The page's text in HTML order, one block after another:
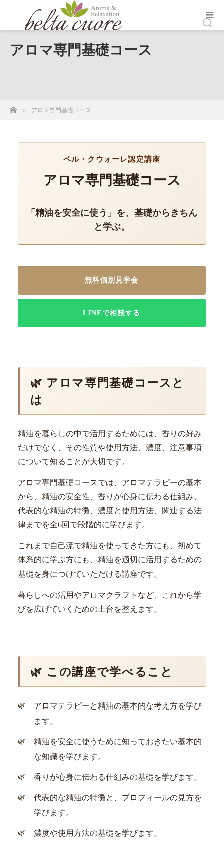
アロマ専門基礎コース
ホームアロマ専門基礎コース
ベル・クウォーレ認定講座
アロマ専門基礎コース
「精油を安全に使う」を、基礎からきちん
と学ぶ。
無料個別見学会
LINEで相談する
🌿 アロマ専門基礎コースと
は
精油を暮らしの中で活用するためには、香りの好み
だけでなく、その性質や使用方法、濃度、注意事項
について知ることが大切です。
アロマ専門基礎コースでは、アロマテラピーの基本
から、精油の安全性、香りが心身に伝わる仕組み、
代表的な精油の特徴、濃度と使用方法、関連する法
律までを全6回で段階的に学びます。
これまで自己流で精油を使ってきた方にも、初めて
体系的に学ぶ方にも、精油を適切に活用するための
基礎を身につけていただける講座です。
暮らしへの活用やアロマクラフトなど、これから学
びを広げていくための土台を整えます。
🌿 この講座で学べること
アロマテラピーと精油の基本的な考え方を学び
ます。
精油を安全に使うために知っておきたい基本的
な知識を学びます。
香りが心身に伝わる仕組みの基礎を学びます。
代表的な精油の特徴と、プロフィールの見方を
学びます。
濃度や使用方法の基礎を学びます。